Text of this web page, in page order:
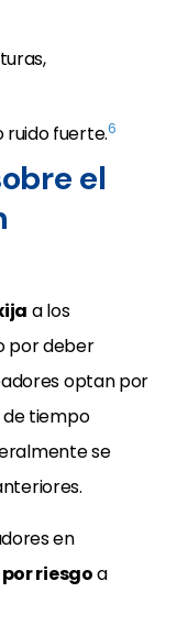
ruido fuerte.6
el
a los
por deber
optan por
de tiempo
se
en
riesgoa